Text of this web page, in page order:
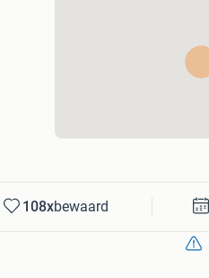
108xbewaard